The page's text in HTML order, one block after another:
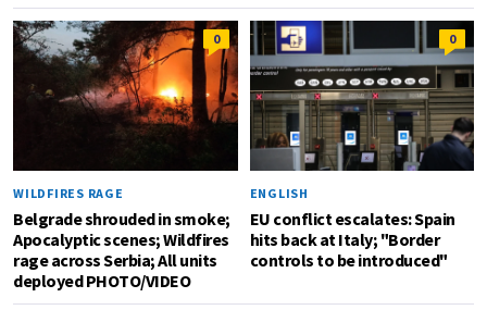
0
WILDFIRES RAGE
Belgrade shrouded in smoke;
Apocalyptic scenes; Wildfires
rage across Serbia; All units
deployed PHOTO/VIDEO
0
ENGLISH
EU conflict escalates: Spain
hits back at Italy; "Border
controls to be introduced"